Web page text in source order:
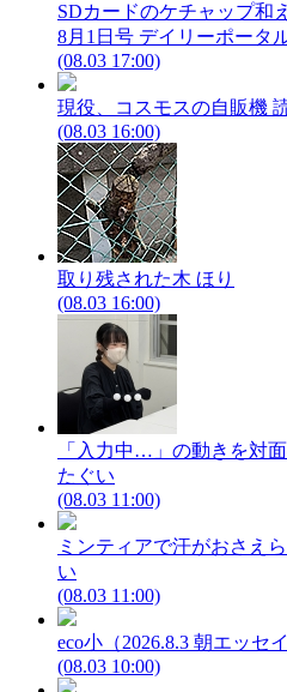
SDカードのケチャップ和
8月1日号 デイリーポータ
(08.03 17:00)
現役、コスモスの自販機
(08.03 16:00)
取り残された木 ほり
(08.03 16:00)
「入力中…」の動きを対
たぐい
(08.03 11:00)
ミンティアで汗がおさえ
い
(08.03 11:00)
eco小（2026.8.3 朝エッセ
(08.03 10:00)